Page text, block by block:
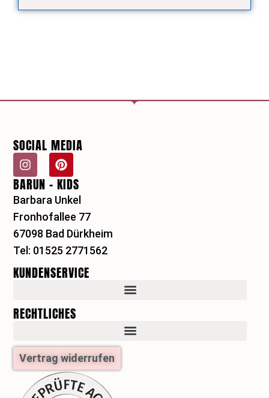
SOCIAL MEDIA
I
n
s
t
a
g
r
a
m
P
i
n
t
e
r
e
s
t
BARUN - KIDS
Barbara Unkel
Fronhofallee 77
67098 Bad Dürkheim
Tel: 01525 2771562
KUNDENSERVICE
RECHTLICHES
Vertrag widerrufen